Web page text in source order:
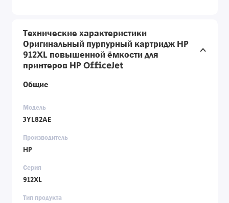
Технические характеристики
Оригинальный пурпурный картридж HP
912XL повышенной ёмкости для
принтеров HP OfficeJet
Общие
Модель
3YL82AE
Производитель
HP
Серия
912XL
Тип продукта